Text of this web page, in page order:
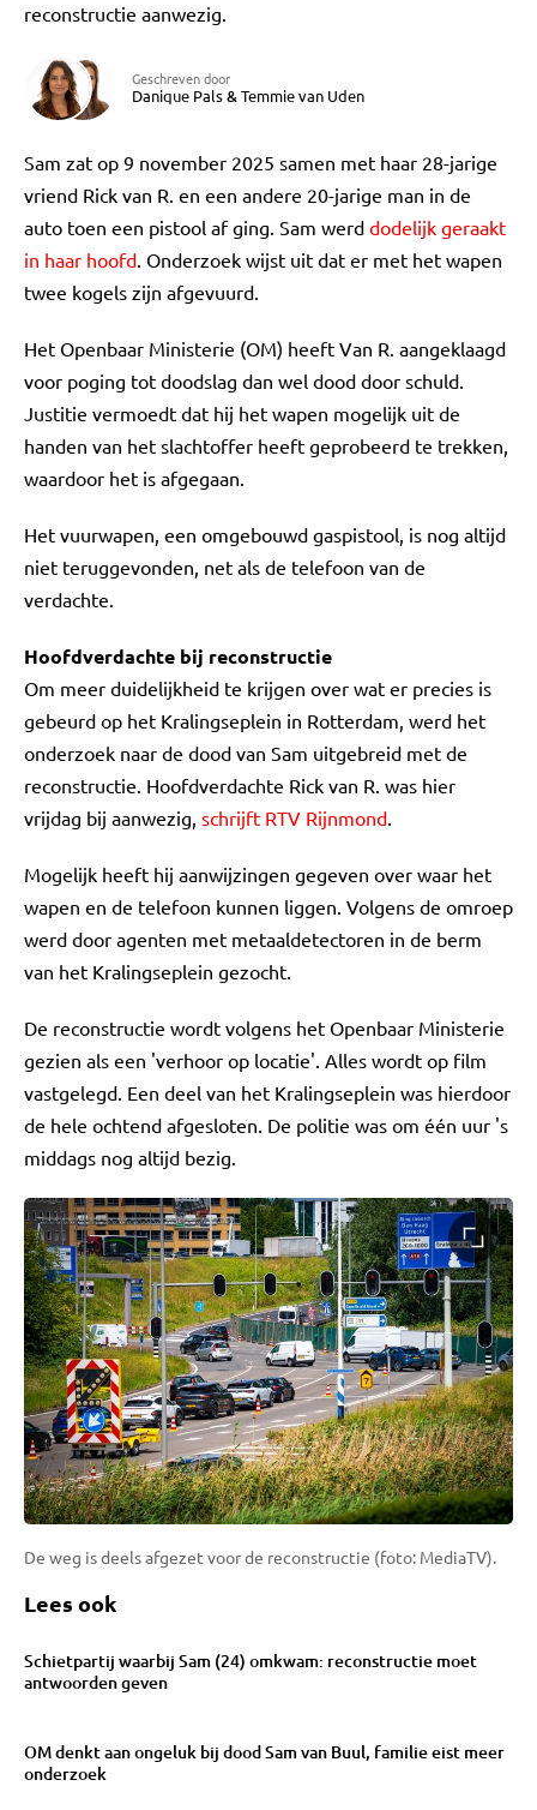
reconstructie aanwezig.
Geschreven door
Danique Pals&Temmie van Uden
Sam zat op 9 november 2025 samen met haar 28-jarige
vriend Rick van R. en een andere 20-jarige man in de
auto toen een pistool af ging. Sam werd dodelijk geraakt
in haar hoofd. Onderzoek wijst uit dat er met het wapen
twee kogels zijn afgevuurd.
Het Openbaar Ministerie (OM) heeft Van R. aangeklaagd
voor poging tot doodslag dan wel dood door schuld.
Justitie vermoedt dat hij het wapen mogelijk uit de
handen van het slachtoffer heeft geprobeerd te trekken,
waardoor het is afgegaan.
Het vuurwapen, een omgebouwd gaspistool, is nog altijd
niet teruggevonden, net als de telefoon van de
verdachte.
Hoofdverdachte bij reconstructie
Om meer duidelijkheid te krijgen over wat er precies is
gebeurd op het Kralingseplein in Rotterdam, werd het
onderzoek naar de dood van Sam uitgebreid met de
reconstructie. Hoofdverdachte Rick van R. was hier
vrijdag bij aanwezig, schrijft RTV Rijnmond.
Mogelijk heeft hij aanwijzingen gegeven over waar het
wapen en de telefoon kunnen liggen. Volgens de omroep
werd door agenten met metaaldetectoren in de berm
van het Kralingseplein gezocht.
De reconstructie wordt volgens het Openbaar Ministerie
gezien als een 'verhoor op locatie'. Alles wordt op film
vastgelegd. Een deel van het Kralingseplein was hierdoor
de hele ochtend afgesloten. De politie was om één uur 's
middags nog altijd bezig.
De weg is deels afgezet voor de reconstructie (foto: MediaTV).
Lees ook
Schietpartij waarbij Sam (24) omkwam: reconstructie moet
antwoorden geven
OM denkt aan ongeluk bij dood Sam van Buul, familie eist meer
onderzoek